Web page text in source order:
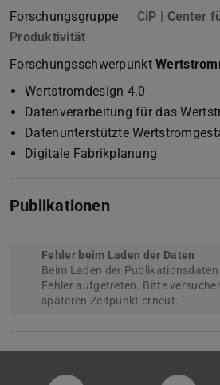
Forschungsgruppe
CiP | Center
Produktivität
Forschungsschwerpunkt
Wertstromdesign 4.0
Datenverarbeitung für das
Datenunterstützte
Digitale Fabrikplanung
Publikationen
Fehler beim Laden der Daten
Beim Laden der Publikationsdaten
Fehler aufgetreten. Bitte
späteren Zeitpunkt erneut.